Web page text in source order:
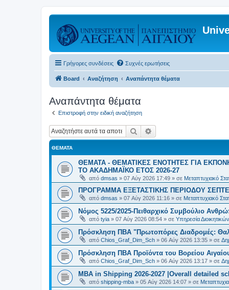
Γρήγορες συνδέσεις Συχνές ερωτήσεις
Board Αναζήτηση Αναπάντητα θέματα
Αναπάντητα θέματα
Επιστροφή στην ειδική αναζήτηση
Αναζήτηση
ΘΈΜΑΤΑ
ΘΕΜΑΤΑ - ΘΕΜΑΤΙΚΕΣ ΕΝΟΤΗΤΕΣ ΓΙΑ
ΤΟ ΑΚΑΔΗΜΑΪΚΟ ΕΤΟΣ 2026-27
από dmsas » 07 Αύγ 2026 17:49 » σε Μεταπτυχιακό
ΠΡΟΓΡΑΜΜΑ ΕΞΕΤΑΣΤΙΚΗΣ ΠΕΡΙΟΔΟΥ
από dmsas » 07 Αύγ 2026 11:16 » σε Μεταπτυχιακό
Νόμος 5225/2025-Πειθαρχικό Συμβούλιο
από tyia » 07 Αύγ 2026 08:54 » σε Υπηρεσία
Πρόσκληση ΠΒΑ "Πρωτοπόρες Διαδρομές:
από Chios_Graf_Dim_Sch » 06 Αύγ 2026 13:35 » σε
Πρόσκληση ΠΒΑ Προϊόντα του Βορείου
από Chios_Graf_Dim_Sch » 06 Αύγ 2026 13:17 » σε
MBA in Shipping 2026-2027 |Overall detailed
από shipping-mba » 05 Αύγ 2026 14:07 » σε